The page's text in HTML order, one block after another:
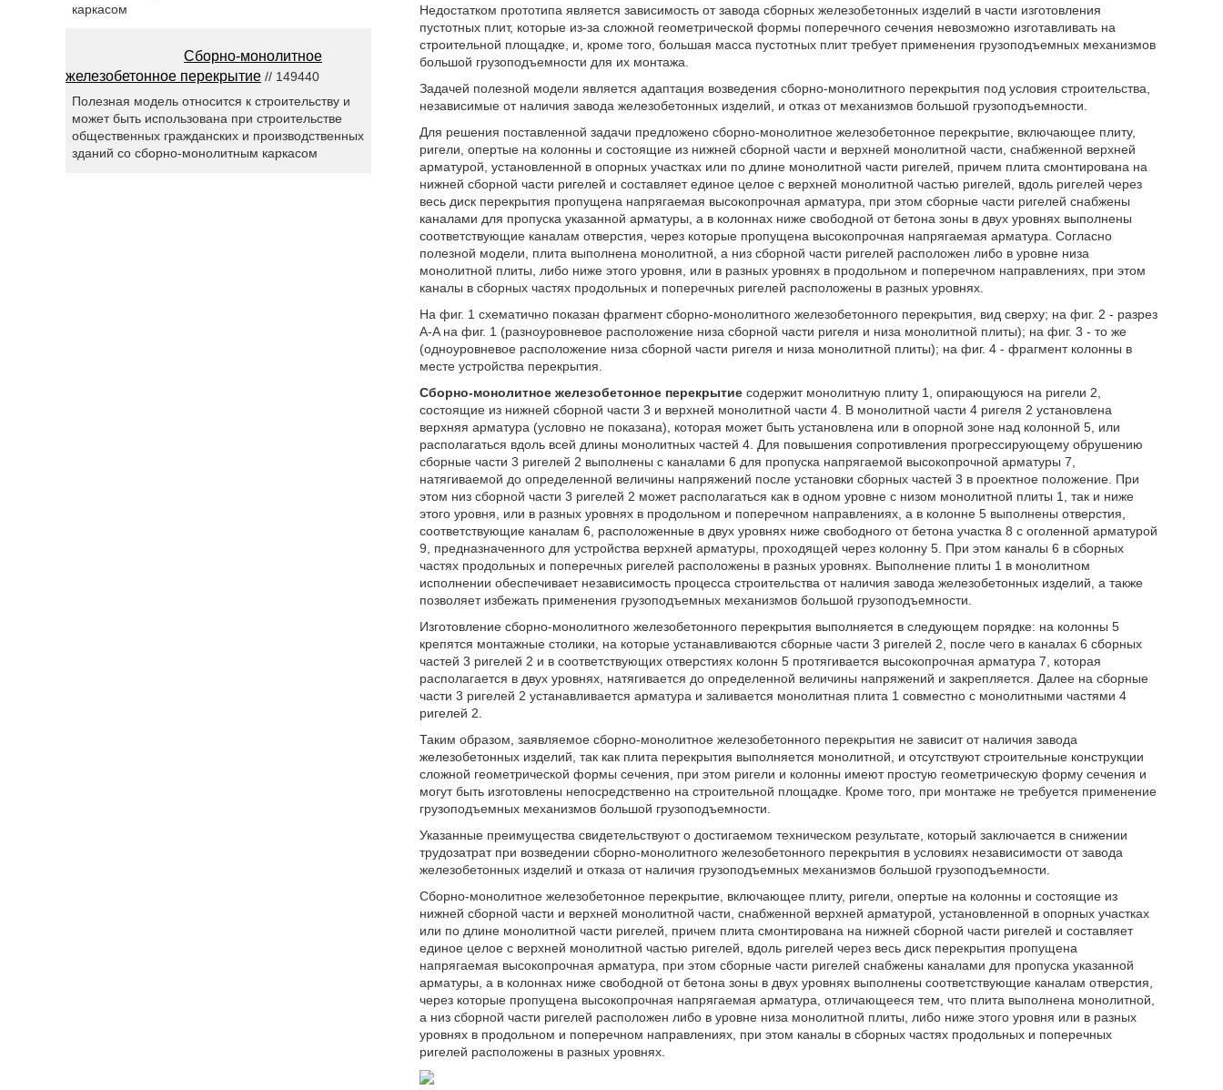
Недостатком прототипа является зависимость от завода сборных железобетонных изделий в части изготовления
пустотных плит, которые из-за сложной геометрической формы поперечного сечения невозможно изготавливать на
строительной площадке, и, кроме того, большая масса пустотных плит требует применения грузоподъемных механизмов
большой грузоподъемности для их монтажа.
Задачей полезной модели является адаптация возведения сборно-монолитного перекрытия под условия строительства,
независимые от наличия завода железобетонных изделий, и отказ от механизмов большой грузоподъемности.
Для решения поставленной задачи предложено сборно-монолитное железобетонное перекрытие, включающее плиту,
ригели, опертые на колонны и состоящие из нижней сборной части и верхней монолитной части, снабженной верхней
арматурой, установленной в опорных участках или по длине монолитной части ригелей, причем плита смонтирована на
нижней сборной части ригелей и составляет единое целое с верхней монолитной частью ригелей, вдоль ригелей через
весь диск перекрытия пропущена напрягаемая высокопрочная арматура, при этом сборные части ригелей снабжены
каналами для пропуска указанной арматуры, а в колоннах ниже свободной от бетона зоны в двух уровнях выполнены
соответствующие каналам отверстия, через которые пропущена высокопрочная напрягаемая арматура. Согласно
полезной модели, плита выполнена монолитной, а низ сборной части ригелей расположен либо в уровне низа
монолитной плиты, либо ниже этого уровня, или в разных уровнях в продольном и поперечном направлениях, при этом
каналы в сборных частях продольных и поперечных ригелей расположены в разных уровнях.
На фиг. 1 схематично показан фрагмент сборно-монолитного железобетонного перекрытия, вид сверху; на фиг. 2 - разрез
A-A на фиг. 1 (разноуровневое расположение низа сборной части ригеля и низа монолитной плиты); на фиг. 3 - то же
(одноуровневое расположение низа сборной части ригеля и низа монолитной плиты); на фиг. 4 - фрагмент колонны в
месте устройства перекрытия.
Сборно-монолитное железобетонное перекрытиесодержит монолитную плиту 1, опирающуюся на ригели 2,
состоящие из нижней сборной части 3 и верхней монолитной части 4. В монолитной части 4 ригеля 2 установлена
верхняя арматура (условно не показана), которая может быть установлена или в опорной зоне над колонной 5, или
располагаться вдоль всей длины монолитных частей 4. Для повышения сопротивления прогрессирующему обрушению
сборные части 3 ригелей 2 выполнены с каналами 6 для пропуска напрягаемой высокопрочной арматуры 7,
натягиваемой до определенной величины напряжений после установки сборных частей 3 в проектное положение. При
этом низ сборной части 3 ригелей 2 может располагаться как в одном уровне с низом монолитной плиты 1, так и ниже
этого уровня, или в разных уровнях в продольном и поперечном направлениях, а в колонне 5 выполнены отверстия,
соответствующие каналам 6, расположенные в двух уровнях ниже свободного от бетона участка 8 с оголенной арматурой
9, предназначенного для устройства верхней арматуры, проходящей через колонну 5. При этом каналы 6 в сборных
частях продольных и поперечных ригелей расположены в разных уровнях. Выполнение плиты 1 в монолитном
исполнении обеспечивает независимость процесса строительства от наличия завода железобетонных изделий, а также
позволяет избежать применения грузоподъемных механизмов большой грузоподъемности.
Изготовление сборно-монолитного железобетонного перекрытия выполняется в следующем порядке: на колонны 5
крепятся монтажные столики, на которые устанавливаются сборные части 3 ригелей 2, после чего в каналах 6 сборных
частей 3 ригелей 2 и в соответствующих отверстиях колонн 5 протягивается высокопрочная арматура 7, которая
располагается в двух уровнях, натягивается до определенной величины напряжений и закрепляется. Далее на сборные
части 3 ригелей 2 устанавливается арматура и заливается монолитная плита 1 совместно с монолитными частями 4
ригелей 2.
Таким образом, заявляемое сборно-монолитное железобетонного перекрытия не зависит от наличия завода
железобетонных изделий, так как плита перекрытия выполняется монолитной, и отсутствуют строительные конструкции
сложной геометрической формы сечения, при этом ригели и колонны имеют простую геометрическую форму сечения и
могут быть изготовлены непосредственно на строительной площадке. Кроме того, при монтаже не требуется применение
грузоподъемных механизмов большой грузоподъемности.
Указанные преимущества свидетельствуют о достигаемом техническом результате, который заключается в снижении
трудозатрат при возведении сборно-монолитного железобетонного перекрытия в условиях независимости от завода
железобетонных изделий и отказа от наличия грузоподъемных механизмов большой грузоподъемности.
Сборно-монолитное железобетонное перекрытие, включающее плиту, ригели, опертые на колонны и состоящие из
нижней сборной части и верхней монолитной части, снабженной верхней арматурой, установленной в опорных участках
или по длине монолитной части ригелей, причем плита смонтирована на нижней сборной части ригелей и составляет
единое целое с верхней монолитной частью ригелей, вдоль ригелей через весь диск перекрытия пропущена
напрягаемая высокопрочная арматура, при этом сборные части ригелей снабжены каналами для пропуска указанной
арматуры, а в колоннах ниже свободной от бетона зоны в двух уровнях выполнены соответствующие каналам отверстия,
через которые пропущена высокопрочная напрягаемая арматура, отличающееся тем, что плита выполнена монолитной,
а низ сборной части ригелей расположен либо в уровне низа монолитной плиты, либо ниже этого уровня или в разных
уровнях в продольном и поперечном направлениях, при этом каналы в сборных частях продольных и поперечных
ригелей расположены в разных уровнях.
каркасом
Сборно-монолитное
железобетонное перекрытие // 149440
Полезная модель относится к строительству и
может быть использована при строительстве
общественных гражданских и производственных
зданий со сборно-монолитным каркасом